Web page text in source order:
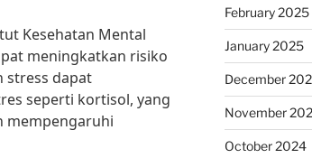
Kesehatan Mental
meningkatkan risiko
stress dapat
seperti kortisol, yang
mempengaruhi
February 2025
January 2025
December
November
October 2024